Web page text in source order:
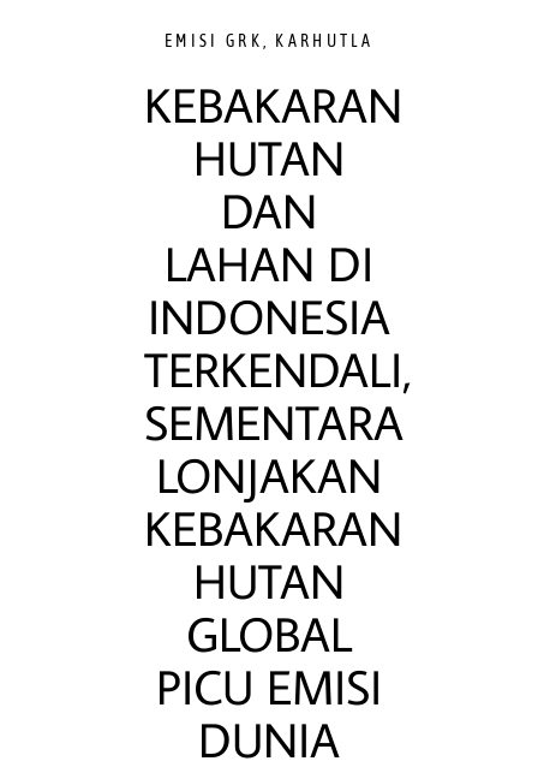
EMISI GRK KARHUTLA
KEBAKARAN
HUTAN
DAN
LAHAN DI
INDONESIA
TERKENDALI,
SEMENTARA
LONJAKAN
KEBAKARAN
HUTAN
GLOBAL
PICU EMISI
DUNIA